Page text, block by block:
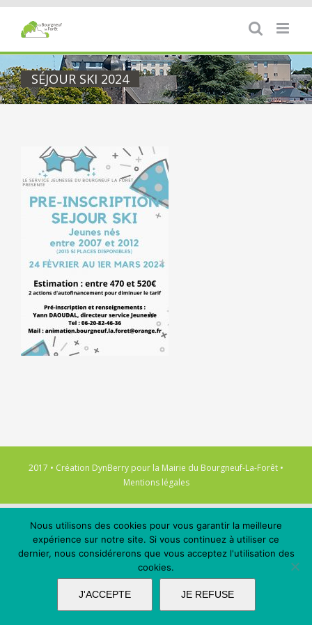
Passer
contenu
SÉJOUR SKI 2024
2017 • Création DynBerry pour la Mairie du Bourgneuf-La-Forêt •
Mentions légales
Nous utilisons des cookies pour vous garantir la meilleure
expérience sur notre site. Si vous continuez à utiliser ce
dernier, nous considérerons que vous acceptez l'utilisation des
cookies.
J'ACCEPTE JE REFUSE